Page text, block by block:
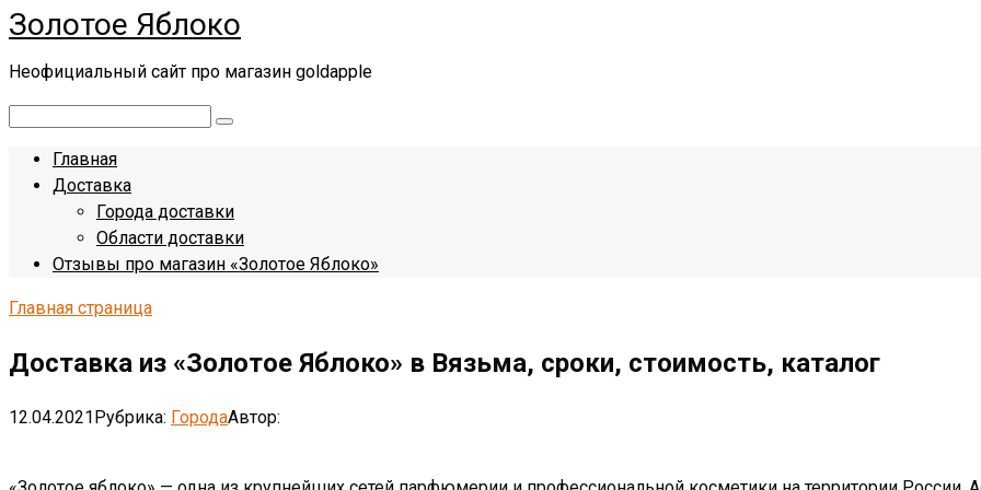
Перейти
к
контенту
Золотое Яблоко
Неофициальный сайт про магазин goldapple
Главная
Доставка
Города доставки
Области доставки
Отзывы про магазин «Золотое Яблоко»
Главная страница
Доставка из «Золотое Яблоко» в Вязьма, сроки, стоимость, каталог
12.04.2021Рубрика: ГородаАвтор: